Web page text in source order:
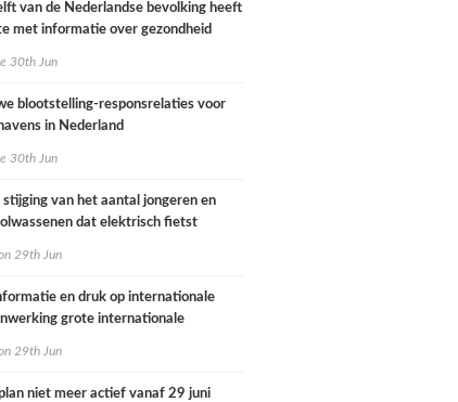
van de Nederlandse bevolking heeft
met informatie over gezondheid
30th Jun
blootstelling-responsrelaties voor
in Nederland
30th Jun
stijging van het aantal jongeren en
dat elektrisch fietst
29th Jun
en druk op internationale
grote internationale
29th Jun
niet meer actief vanaf 29 juni